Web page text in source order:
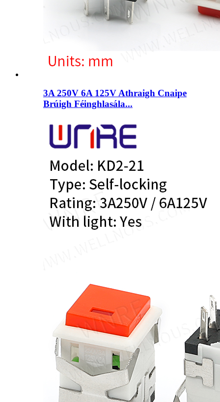
3A 250V 6A 125V Athraigh Cnaipe
Brúigh Féinghlasála...